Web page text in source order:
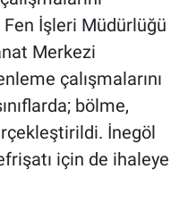
İşleri Müdürlüğü
Merkezi
çalışmalarını
bölme,
İnegöl
için de ihaleye